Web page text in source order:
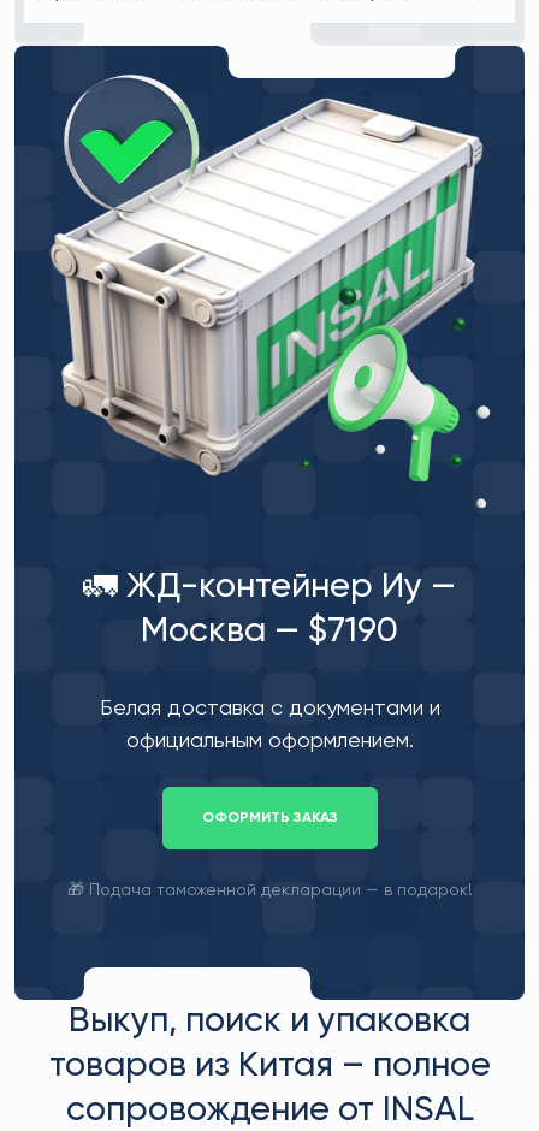
🚛 ЖД-контейнер Иу —
Москва — $7190
Белая доставка с документами и
официальным оформлением.
ОФОРМИТЬ ЗАКАЗ
🎁 Подача таможенной декларации — в подарок!
Выкуп, поиск и упаковка
товаров из Китая – полное
сопровождение от INSAL